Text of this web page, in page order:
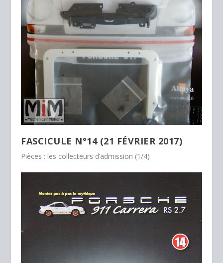
FASCICULE N°14 (21 FÉVRIER 2017)
Pièces : les collecteurs d’admission (1/4)